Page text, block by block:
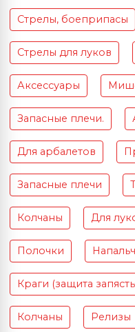
Стрелы, боеприпасы
Стрелы для луков
Аксессуары
Запасные плечи.
Для арбалетов
Запасные плечи
Колчаны Для
Полочки
Краги (защита
Колчаны Релизы